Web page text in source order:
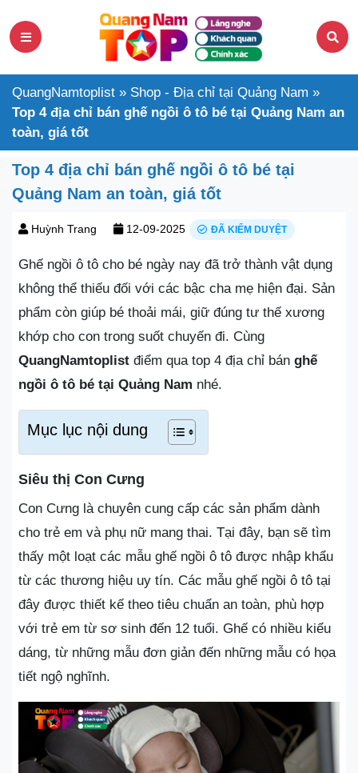
QuangNamtoplist » Shop - Địa chỉ tại Quảng Nam »
Top 4 địa chỉ bán ghế ngồi ô tô bé tại Quảng Nam an
toàn, giá tốt
Top 4 địa chỉ bán ghế ngồi ô tô bé tại
Quảng Nam an toàn, giá tốt
Huỳnh Trang 12-09-2025 ĐÃ KIỂM DUYỆT
Ghế ngồi ô tô cho bé ngày nay đã trở thành vật dụng
không thể thiếu đối với các bậc cha mẹ hiện đại. Sản
phẩm còn giúp bé thoải mái, giữ đúng tư thế xương
khớp cho con trong suốt chuyến đi. Cùng
QuangNamtoplist điểm qua top 4 địa chỉ bán ghế
ngồi ô tô bé tại Quảng Nam nhé.
Mục lục nội dung
Siêu thị Con Cưng
Con Cưng là chuyên cung cấp các sản phẩm dành
cho trẻ em và phụ nữ mang thai. Tại đây, bạn sẽ tìm
thấy một loạt các mẫu ghế ngồi ô tô được nhập khẩu
từ các thương hiệu uy tín. Các mẫu ghế ngồi ô tô tại
đây được thiết kế theo tiêu chuẩn an toàn, phù hợp
với trẻ em từ sơ sinh đến 12 tuổi. Ghế có nhiều kiểu
dáng, từ những mẫu đơn giản đến những mẫu có họa
tiết ngộ nghĩnh.